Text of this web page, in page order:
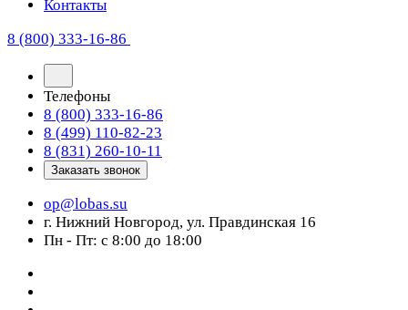
Контакты
8 (800) 333-16-86
Телефоны
8 (800) 333-16-86
8 (499) 110-82-23
8 (831) 260-10-11
Заказать звонок
op@lobas.su
г. Нижний Новгород, ул. Правдинская 16
Пн - Пт: с 8:00 до 18:00